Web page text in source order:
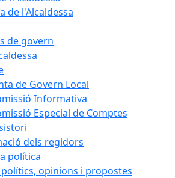
de l'Alcaldessa
de govern
de Govern Local
Informativa
Especial de Comptes
dels regidors
política
opinions i propostes